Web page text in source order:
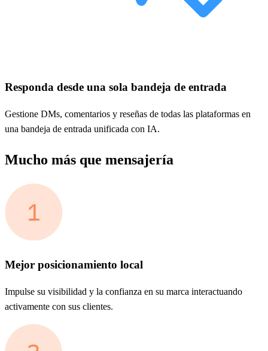
Responda desde una sola bandeja de entrada
Gestione DMs, comentarios y reseñas de todas las plataformas en
una bandeja de entrada unificada con IA.
Mucho más que mensajería
Mejor posicionamiento local
Impulse su visibilidad y la confianza en su marca interactuando
activamente con sus clientes.